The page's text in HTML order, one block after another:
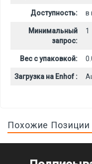
Доступность: в
Минимальный
запрос:
1
Вес с упаковкой:
Загрузка на Enhof :
Похожие Позиции